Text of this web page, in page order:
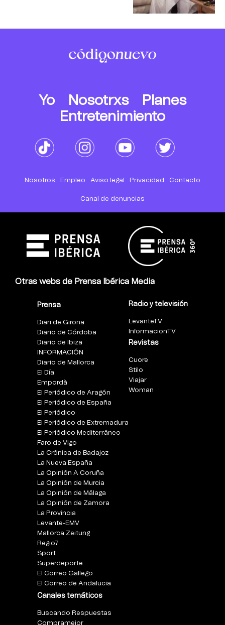
Yo Nosotrxs
Planes
Entretenimiento
Nosotros Empleo Aviso legal Privacidad Contacto
Canal de denuncias
Otras webs de Prensa Ibérica Media
Prensa
Diari de Girona
Diario de Córdoba
Diario de Ibiza
INFORMACIÓN
Diario de Mallorca
El Día
Empordà
El Periódico de Aragón
El Periódico de España
El Periódico
El Periódico de Extremadura
El Periódico Mediterráneo
Faro de Vigo
La Crónica de Badajoz
La Nueva España
La Opinión A Coruña
La Opinión de Murcia
La Opinión de Málaga
La Opinión de Zamora
La Provincia
Levante-EMV
Mallorca Zeitung
Regio7
Sport
Superdeporte
El Correo Gallego
El Correo de Andalucia
Canales temáticos
Buscando Respuestas
Compramejor
Radio y televisión
LevanteTV
InformacionTV
Revistas
Cuore
Stilo
Viajar
Woman